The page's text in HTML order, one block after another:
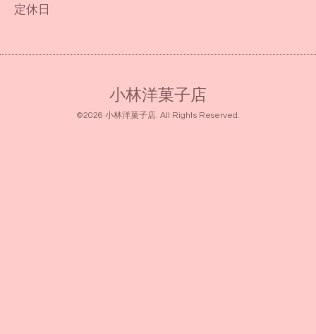
定休日
小林洋菓子店
©2026 小林洋菓子店. All Rights Reserved.